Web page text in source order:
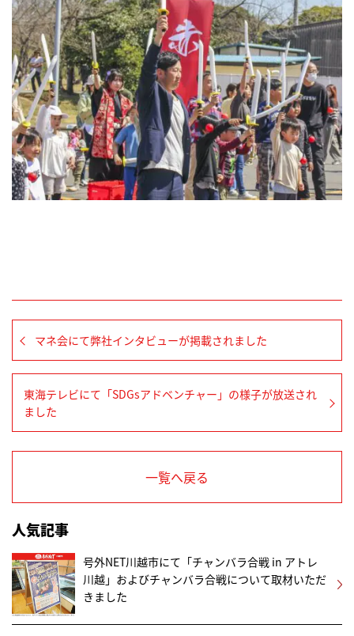
マネ会にて弊社インタビューが掲載されました
東海テレビにて「SDGsアドベンチャー」の様子が放送され
ました
一覧へ戻る
人気記事
号外NET川越市にて「チャンバラ合戦 in アトレ
川越」およびチャンバラ合戦について取材いただ
きました